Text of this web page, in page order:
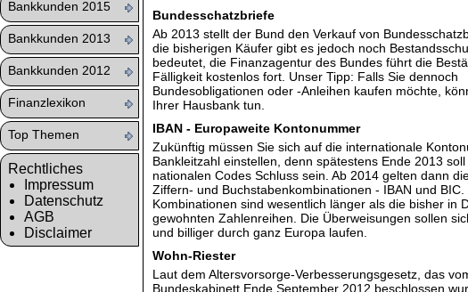
Bundesschatzbriefe
Ab 2013 stellt der Bund den Verkauf von
die bisherigen Käufer gibt es jedoch noch
bedeutet, die Finanzagentur des Bundes führt die
Fälligkeit kostenlos fort. Unser Tipp: Falls Sie dennoch
Bundesobligationen oder -Anleihen kaufen möchte,
Ihrer Hausbank tun.
IBAN - Europaweite Kontonummer
Zukünftig müssen Sie sich auf die internationale
Bankleitzahl einstellen, denn spätestens Ende 2013
nationalen Codes Schluss sein. Ab 2014 gelten dann
Ziffern- und Buchstabenkombinationen - IBAN und BIC.
Kombinationen sind wesentlich länger als die bisher in
gewohnten Zahlenreihen. Die Überweisungen sollen
und billiger durch ganz Europa laufen.
Wohn-Riester
Laut dem Altersvorsorge-Verbesserungsgesetz, das
Bundeskabinett Ende September 2012 beschlossen
Bankkunden 2015
Bankkunden 2013
Bankkunden 2012
Finanzlexikon
Top Themen
Rechtliches
Impressum
Datenschutz
AGB
Disclaimer